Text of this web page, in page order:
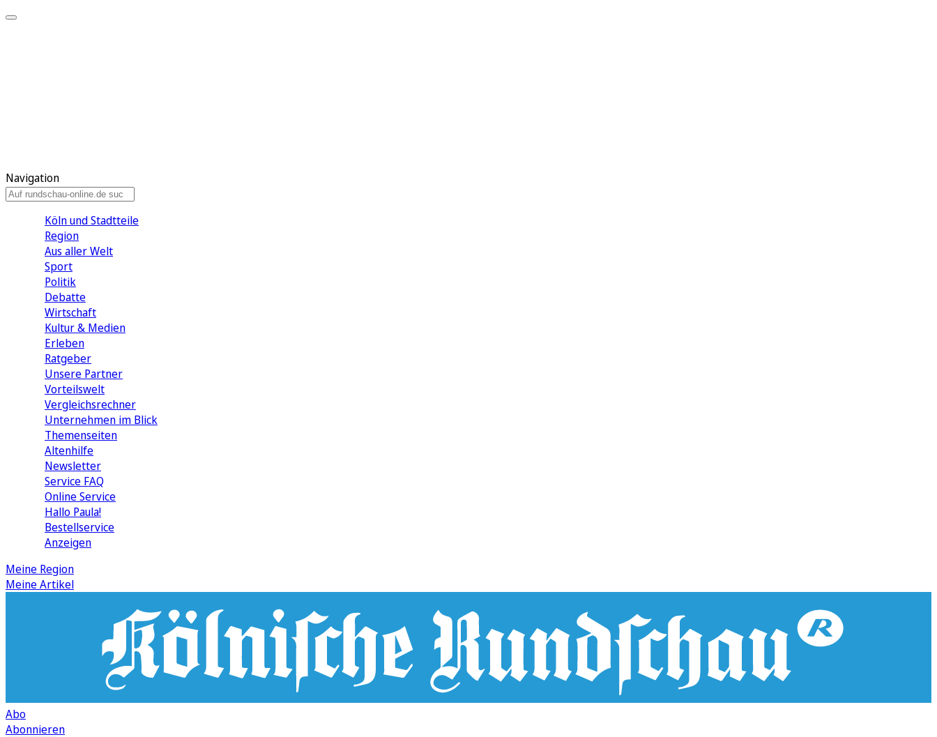
Navigation
Köln und Stadtteile
Region
Aus aller Welt
Sport
Politik
Debatte
Wirtschaft
Kultur & Medien
Erleben
Ratgeber
Unsere Partner
Vorteilswelt
Vergleichsrechner
Unternehmen im Blick
Themenseiten
Altenhilfe
Newsletter
Service FAQ
Online Service
Hallo Paula!
Bestellservice
Anzeigen
Meine Region
Meine Artikel
Abo
Abonnieren